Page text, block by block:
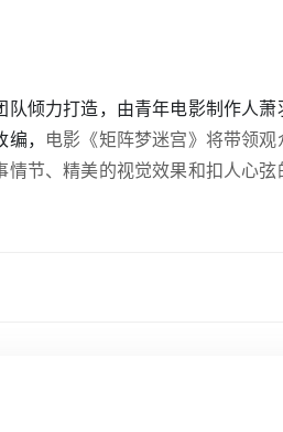
队倾力打造，由青年电影制作人
， 电影《矩阵梦迷宫》将带领
情节、精美的视觉效果和扣人心